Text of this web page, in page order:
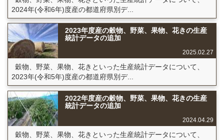
2024年(令和6年)度産の都道府県別デ...
2023年度産の穀物、野菜、果物、花きの生産
統計データの追加
2025.02.27
穀物、野菜、果物、花きといった生産統計データについて、
2023年(令和5年)度産の都道府県別デ...
2022年度産の穀物、野菜、果物、花きの生産
統計データの追加
2024.04.29
穀物、野菜、果物、花きといった生産統計データについて、